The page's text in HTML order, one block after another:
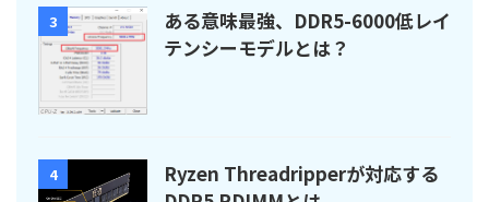
3
ある意味最強、DDR5-6000低レイ
テンシーモデルとは？
4
Ryzen Threadripperが対応する